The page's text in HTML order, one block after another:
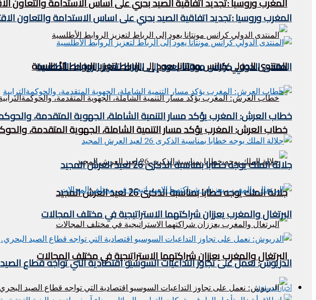
المنتدى الدولي كرانس مونتانا يعود إلى الرباط لتعزيز الروابط الأطلسية
خطاب العرش: المغرب يؤكد مسار التنمية الشاملة، الجهوية المتقدمة،
جلالة الملك يوجه خطابا بمناسبة الذكرى 26 لعيد العرش المجيد
البرتغال والمغرب يعززان شراكتهما الاستراتيجية في مختلف المجالات
المغرب وروسيا :تجديد اتفاقية الصيد بحري على اساس الاستدامة والتعاون
المنتدى الدولي كرانس مونتانا يعود إلى الرباط لتعزيز الروابط الأطلسية
خطاب العرش: المغرب يؤكد مسار التنمية الشاملة، الجهوية المتقدمة،
جلالة الملك يوجه خطابا بمناسبة الذكرى 26 لعيد العرش المجيد
البرتغال والمغرب يعززان شراكتهما الاستراتيجية في مختلف المجالات
الدريوش: نعمل على تجاوز التداعيات السوسيو اقتصادية التي تواجه قطاع
أخبار الساحل